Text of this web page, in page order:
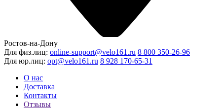
Ростов-на-Дону
Для физ.лиц: online-support@velo161.ru 8 800 350-26-96
Для юр.лиц: opt@velo161.ru 8 928 170-65-31
О нас
Доставка
Контакты
Отзывы